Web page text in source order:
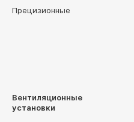
Прецизионные
Вентиляционные
установки